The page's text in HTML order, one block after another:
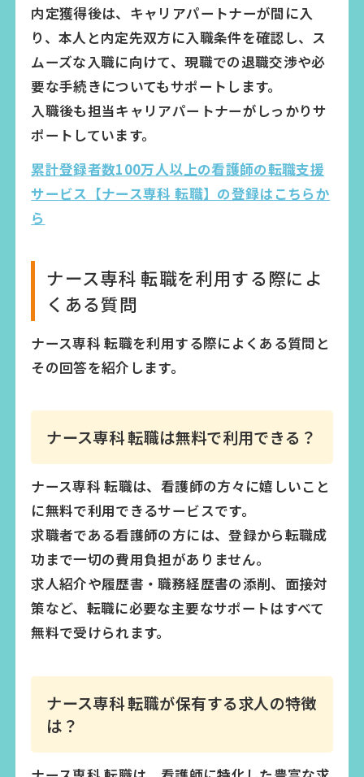
内定獲得後は、キャリアパートナーが間に入
り、本人と内定先双方に入職条件を確認し、ス
ムーズな入職に向けて、現職での退職交渉や必
要な手続きについてもサポートします。
入職後も担当キャリアパートナーがしっかりサ
ポートしています。
累計登録者数100万人以上の看護師の転職支援
サービス【ナース専科 転職】の登録はこちらか
ら
ナース専科 転職を利用する際によ
くある質問
ナース専科 転職を利用する際によくある質問と
その回答を紹介します。
ナース専科 転職は無料で利用できる？
ナース専科 転職は、看護師の方々に嬉しいこと
に無料で利用できるサービスです。
求職者である看護師の方には、登録から転職成
功まで一切の費用負担がありません。
求人紹介や履歴書・職務経歴書の添削、面接対
策など、転職に必要な主要なサポートはすべて
無料で受けられます。
ナース専科 転職が保有する求人の特徴
は？